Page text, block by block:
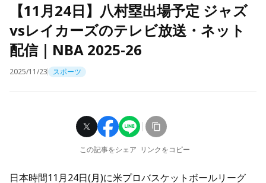
【11月24日】八村塁出場予定 ジャズ
vsレイカーズのテレビ放送・ネット
配信｜NBA 2025-26
2025/11/23 スポーツ
この記事をシェア リンクをコピー
日本時間11月24日(月)に米プロバスケットボールリーグ